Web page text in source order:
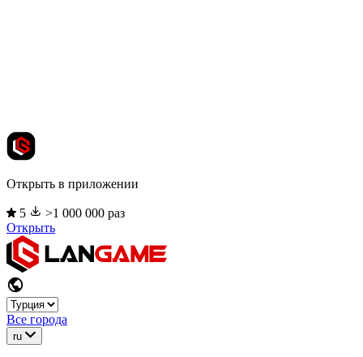
Открыть в приложении
5
>1 000 000 раз
Открыть
Все города
ru